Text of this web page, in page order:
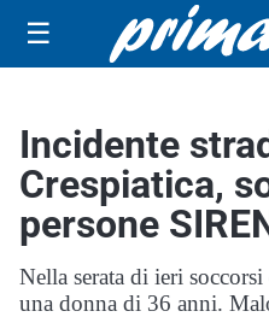
☰
Incidente
Crespiatica,
persone
Nella serata di ieri
una donna di 36 anni.